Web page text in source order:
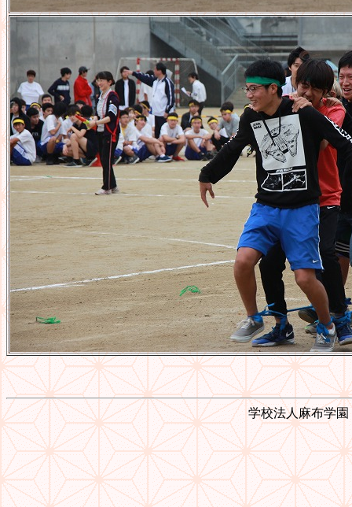
学校法人麻布学園